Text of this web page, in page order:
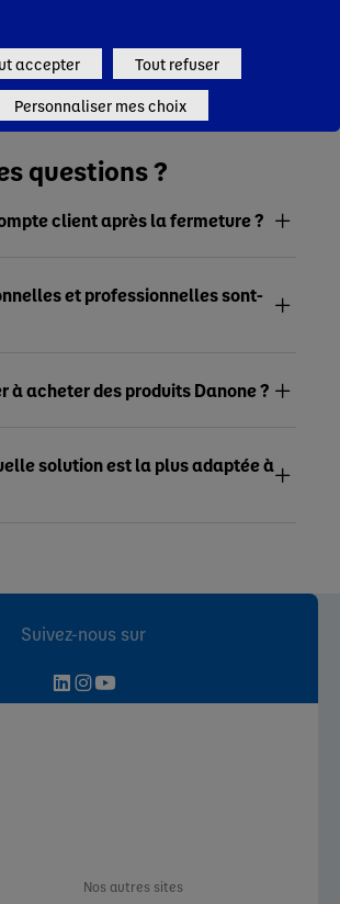
questions ?
client après la fermeture ?
et professionnelles sont-
à acheter des produits Danone ?
solution est la plus adaptée à
Suivez-nous sur
Nos autres sites
accepter Tout refuser
Personnaliser mes choix